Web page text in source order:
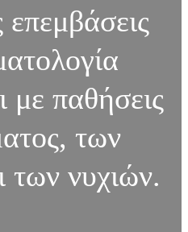
επεμβάσεις
με παθήσεις
των
των νυχιών.